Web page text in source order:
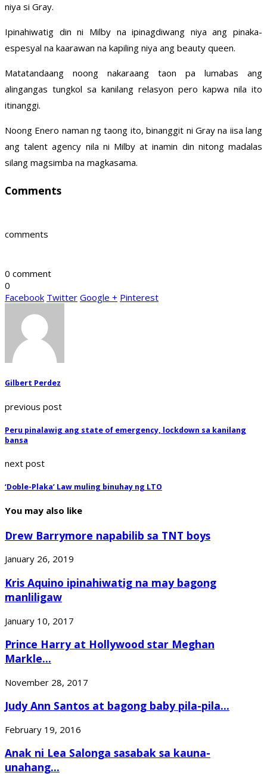
niya si Gray.
Ipinahiwatig din ni Milby na ipinagdiwang niya ang pinaka-
espesyal na kaarawan na kapiling niya ang beauty queen.
Matatandaang noong nakaraang taon pa lumabas ang
alingangas tungkol sa kanilang relasyon pero kapwa nila ito
itinanggi.
Noong Enero naman ng taong ito, binanggit ni Gray na iisa lang
ang talent agency nila ni Milby at inamin din nitong madalas
silang magsimba na magkasama.
Comments
comments
0 comment
0
Facebook Twitter Google + Pinterest
Gilbert Perdez
previous post
Peru pinalawig ang state of emergency, lockdown sa kanilang
bansa
next post
‘Doble-Plaka’ Law muling binuhay ng LTO
You may also like
Drew Barrymore napabilib sa TNT boys
January 26, 2019
Kris Aquino ipinahiwatig na may bagong
manliligaw
January 10, 2017
Prince Harry at Hollywood star Meghan
Markle...
November 28, 2017
Judy Ann Santos at bagong baby pila-pila...
February 19, 2016
Anak ni Lea Salonga sasabak sa kauna-
unahang...